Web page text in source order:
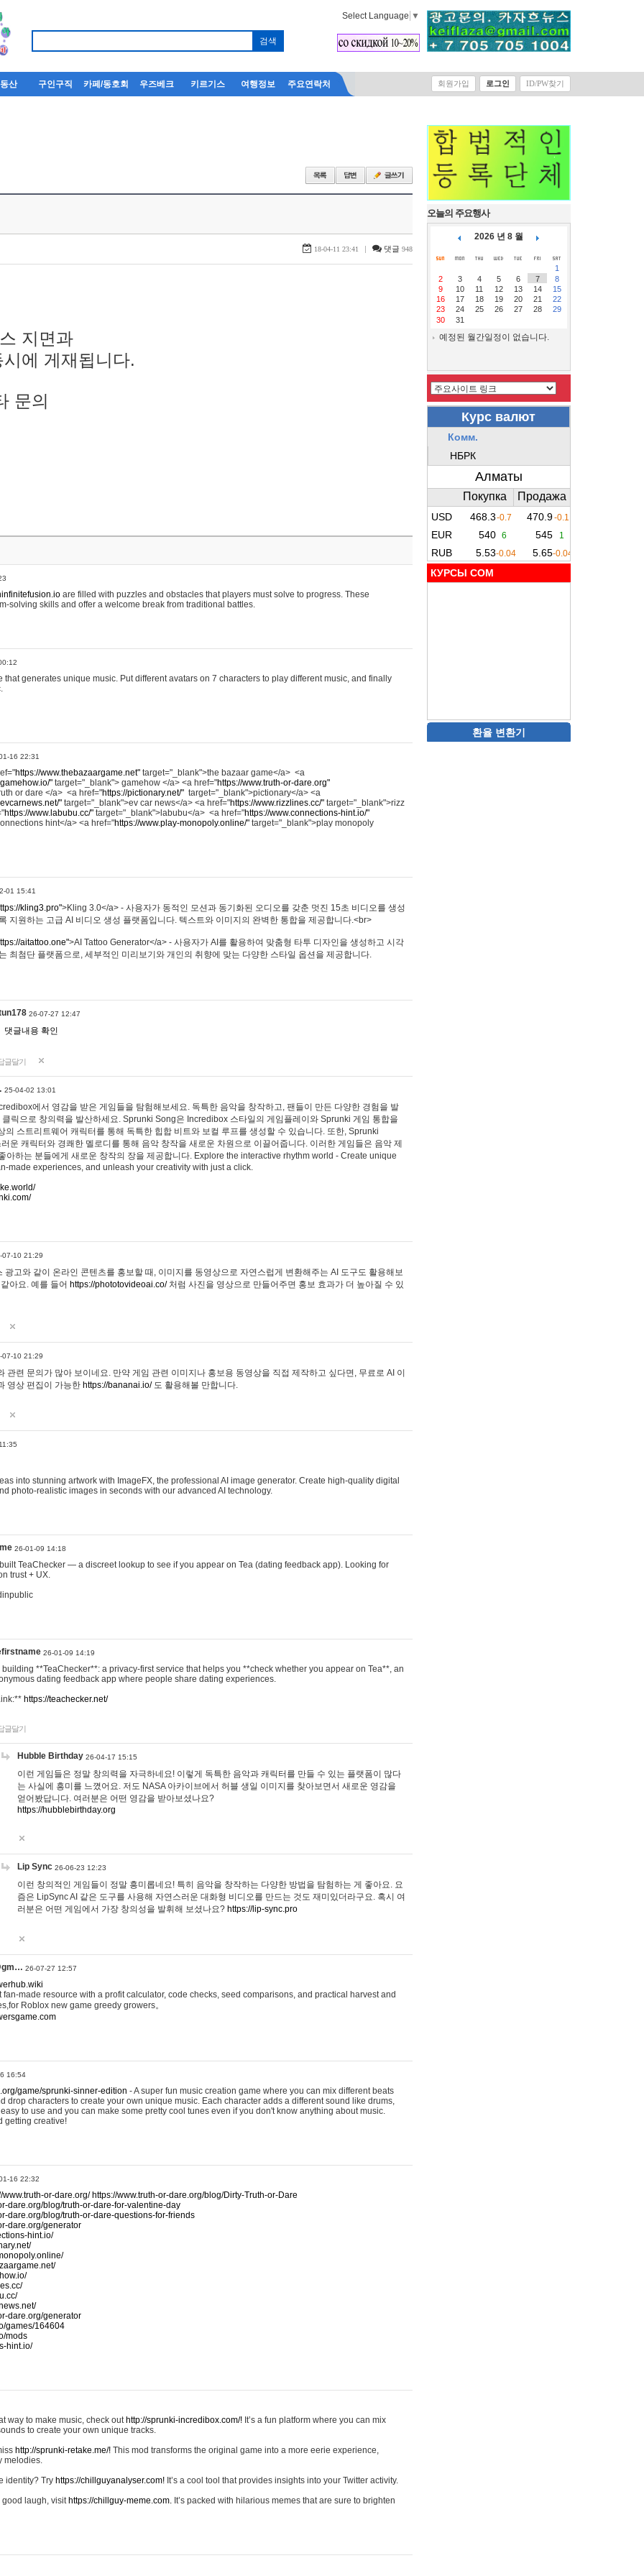
Select Language ▼
산 구인구직 카페/동호회 우즈베크 키르기스 여행정보 주요연락처 회원가입 로그인 ID/PW찾기
18-04-11 23:41 | 댓글 948
지면과
에 게재됩니다.
문의
are filled with puzzles and obstacles that players must solve to progress. These
solving skills and offer a welcome break from traditional battles.
that generates unique music. Put different avatars on 7 characters to play different music, and finally
16 22:31
https://www.thebazaargame.net" target="_blank">the bazaar game</a> <a
" target="_blank"> gamehow </a> <a href="https://www.truth-or-dare.org"
or dare </a> <a href="https://pictionary.net/" target="_blank">pictionary</a> <a
" target="_blank">ev car news</a> <a href="https://www.rizzlines.cc/" target="_blank">rizz
https://www.labubu.cc/" target="_blank">labubu</a> <a href="https://www.connections-hint.io/"
hint</a> <a href="https://www.play-monopoly.online/" target="_blank">play monopoly
01 15:41
kling3.pro">Kling 3.0</a> - 사용자가 동적인 모션과 동기화된 오디오를 갖춘 멋진 15초 비디오를 생성
지원하는 고급 AI 비디오 생성 플랫폼입니다. 텍스트와 이미지의 완벽한 통합을 제공합니다.<br>
aitattoo.one">AI Tattoo Generator</a> - 사용자가 AI를 활용하여 맞춤형 타투 디자인을 생성하고 시각
최첨단 플랫폼으로, 세부적인 미리보기와 개인의 취향에 맞는 다양한 스타일 옵션을 제공합니다.
26-07-27 12:47
댓글내용 확인
글달기
25-04-02 13:01
에서 영감을 받은 게임들을 탐험해보세요. 독특한 음악을 창작하고, 팬들이 만든 다양한 경험을 발
클릭으로 창의력을 발산하세요. Sprunki Song은 Incredibox 스타일의 게임플레이와 Sprunki 게임 통합을
의 스트리트웨어 캐릭터를 통해 독특한 힙합 비트와 보컬 루프를 생성할 수 있습니다. 또한, Sprunki
운 캐릭터와 경쾌한 멜로디를 통해 음악 창작을 새로운 차원으로 이끌어줍니다. 이러한 게임들은 음악 제
아하는 분들에게 새로운 창작의 장을 제공합니다. Explore the interactive rhythm world - Create unique
made experiences, and unleash your creativity with just a click.
07-10 21:29
광고와 같이 온라인 콘텐츠를 홍보할 때, 이미지를 동영상으로 자연스럽게 변환해주는 AI 도구도 활용해보
아요. 예를 들어 https://phototovideoai.co/처럼 사진을 영상으로 만들어주면 홍보 효과가 더 높아질 수 있
07-10 21:29
관련 문의가 많아 보이네요. 만약 게임 관련 이미지나 홍보용 동영상을 직접 제작하고 싶다면, 무료로 AI 이
영상 편집이 가능한 https://bananai.io/도 활용해볼 만합니다.
into stunning artwork with ImageFX, the professional AI image generator. Create high-quality digital
photo-realistic images in seconds with our advanced AI technology.
26-01-09 14:18
TeaChecker — a discreet lookup to see if you appear on Tea (dating feedback app). Looking for
trust + UX.
26-01-09 14:19
building **TeaChecker**: a privacy-first service that helps you **check whether you appear on Tea**, an
dating feedback app where people share dating experiences.
https://teachecker.net/
글달기
Hubble Birthday 26-04-17 15:15
이런 게임들은 정말 창의력을 자극하네요! 이렇게 독특한 음악과 캐릭터를 만들 수 있는 플랫폼이 많다
는 사실에 흥미를 느꼈어요. 저도 NASA 아카이브에서 허블 생일 이미지를 찾아보면서 새로운 영감을
얻어봤답니다. 여러분은 어떤 영감을 받아보셨나요?
https://hubblebirthday.org
Lip Sync 26-06-23 12:23
이런 창의적인 게임들이 정말 흥미롭네요! 특히 음악을 창작하는 다양한 방법을 탐험하는 게 좋아요. 요
즘은 LipSync AI 같은 도구를 사용해 자연스러운 대화형 비디오를 만드는 것도 재미있더라구요. 혹시 여
러분은 어떤 게임에서 가장 창의성을 발휘해 보셨나요? https://lip-sync.pro
26-07-27 12:57
made resource with a profit calculator, code checks, seed comparisons, and practical harvest and
Roblox new game greedy growers。
16:54
game/sprunki-sinner-edition - A super fun music creation game where you can mix different beats
drop characters to create your own unique music. Each character adds a different sound like drums,
to use and you can make some pretty cool tunes even if you don't know anything about music.
getting creative!
16 22:32
www.truth-or-dare.org/ https://www.truth-or-dare.org/blog/Dirty-Truth-or-Dare
dare.org/blog/truth-or-dare-for-valentine-day
dare.org/blog/truth-or-dare-questions-for-friends
dare.org/generator
hint.io/
dare.org/generator
games/164604
mods
hint.io/
way to make music, check out http://sprunki-incredibox.com/! It’s a fun platform where you can mix
to create your own unique tracks.
http://sprunki-retake.me/! This mod transforms the original game into a more eerie experience,
melodies.
identity? Try https://chillguyanalyser.com! It’s a cool tool that provides insights into your Twitter activity.
good laugh, visit https://chillguy-meme.com. It’s packed with hilarious memes that are sure to brighten
오늘의 주요행사
2026 년 8 월
1
2
3 4 5 6 7
8
9
10 11 12 13 14
15
16
17 18 19 20 21
22
23
24 25 26 27 28
29
30
31
예정된 월간일정이 없습니다.
КУРСЫ COM
환율 변환기